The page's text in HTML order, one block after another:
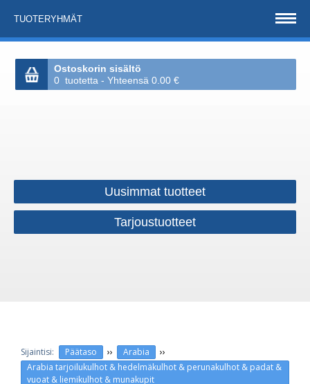
TUOTERYHMÄT
Ostoskorin sisältö
0 tuotetta - Yhteensä 0.00 €
Uusimmat tuotteet
Tarjoustuotteet
Päätaso ›› Arabia ››
Arabia tarjoilukulhot & hedelmäkulhot & perunakulhot & padat &
vuoat & liemikulhot & munakupit